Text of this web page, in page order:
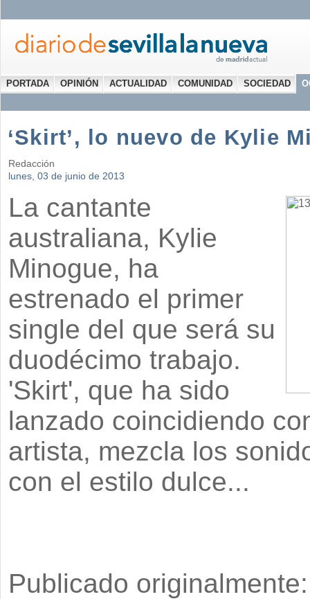
PORTADA OPINIÓN ACTUALIDAD COMUNIDAD SOCIEDAD
‘Skirt’, lo nuevo de Kylie
Redacción
lunes, 03 de junio de 2013
La cantante
australiana, Kylie
Minogue, ha
estrenado el primer
single del que será su
duodécimo trabajo.
'Skirt', que ha sido
lanzado coincidiendo
artista, mezcla los
con el estilo dulce...
Publicado